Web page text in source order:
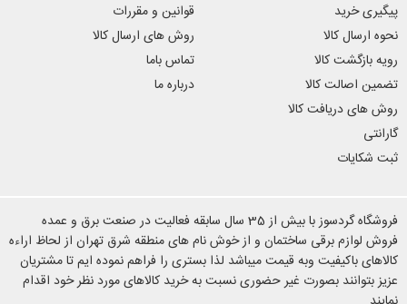
پیگیری خرید
نحوه ارسال کالا
رویه بازگشت کالا
تضمین اصالت کالا
روش های دریافت کالا
گارانتی
ثبت شکایات
قوانین و مقررات
روش های ارسال کالا
تماس باما
درباره ما
فروشگاه گردسوز با بیش از 35 سال سابقه فعالیت در صنعت برق و عمده
فروش لوازم برقی ساختمان و از خوش نام های منطقه شرق تهران از لحاظ اراءه
کالاهای باکیفیت وبه قیمت میباشد لذا بستری را فراهم نموده ایم تا مشتریان
عزیز بتوانند بصورت غیر حضوری نسبت به خرید کالاهای مورد نظر خود اقدام